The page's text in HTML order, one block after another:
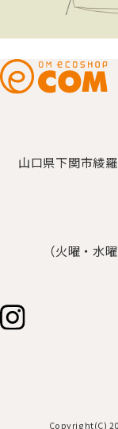
山口県下関市綾
（火曜・水
Copyright(C)